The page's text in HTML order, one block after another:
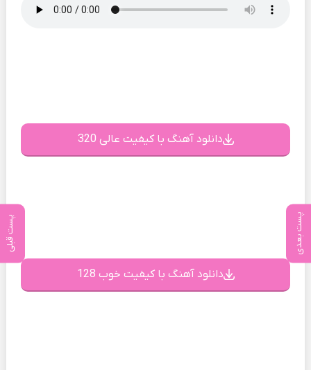
پست بعدی پست قبلی
دانلود آهنگ با کیفیت عالی 320
دانلود آهنگ با کیفیت خوب 128